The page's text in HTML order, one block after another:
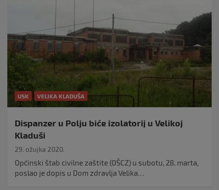
USK VELIKA KLADUŠA
Dispanzer u Polju biće izolatorij u Velikoj
Kladuši
29. ožujka 2020.
Općinski štab civilne zaštite (OŠCZ) u subotu, 28. marta,
poslao je dopis u Dom zdravlja Velika…